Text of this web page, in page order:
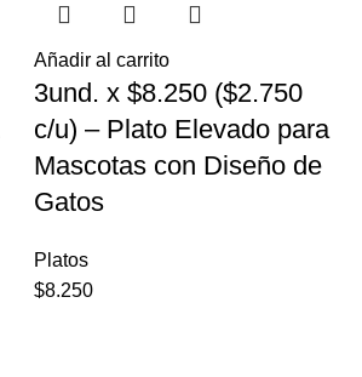
Añadir al carrito
3und. x $8.250 ($2.750
c/u) – Plato Elevado para
Mascotas con Diseño de
Gatos
Platos
$8.250